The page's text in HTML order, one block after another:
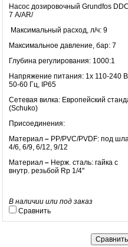
Насос дозировочный Grundfos DD
7 A/AR/
Максимальный расход, л/ч: 9
Максимальное давление, бар: 7
Глубина регулирования: 1000:1
Напряжение питания: 1х 110-240 В
50-60 Гц, IP65
Сетевая вилка: Европейский
(Schuko)
Присоединения:
Материал – PP/PVC/PVDF: под
4/6, 6/9, 6/12, 9/12
Материал – Нерж. сталь: гайка с
внутр. резьбой Rp 1/4"
В наличии или под заказ
Сравнить